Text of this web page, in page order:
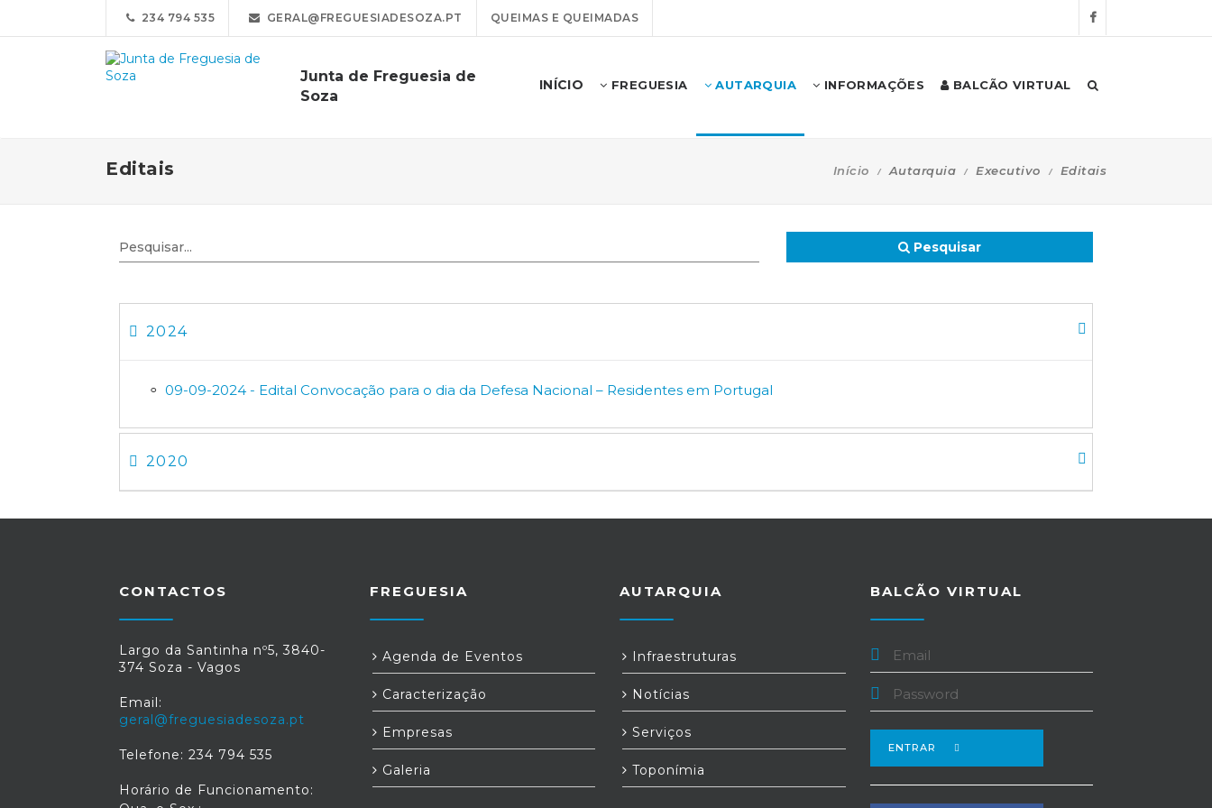
234 794 535 GERAL@FREGUESIADESOZA.PT QUEIMAS E QUEIMADAS
Junta de Freguesia de
Soza
INÍCIO FREGUESIA AUTARQUIA INFORMAÇÕES BALCÃO VIRTUAL
Editais Início Autarquia Executivo Editais
Pesquisar
2024
09-09-2024 - Edital Convocação para o dia da Defesa Nacional – Residentes em Portugal
2020
CONTACTOS
Largo da Santinha nº5, 3840-
374 Soza - Vagos
Email:
geral@freguesiadesoza.pt
Telefone: 234 794 535
Horário de Funcionamento:
FREGUESIA
Agenda de Eventos
Caracterização
Empresas
Galeria
AUTARQUIA
Infraestruturas
Notícias
Serviços
Toponímia
BALCÃO VIRTUAL
ENTRAR